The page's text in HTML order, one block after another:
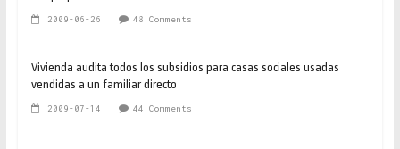
2009-06-26 48 Comments
Vivienda audita todos los subsidios para casas sociales usadas
vendidas a un familiar directo
2009-07-14 44 Comments